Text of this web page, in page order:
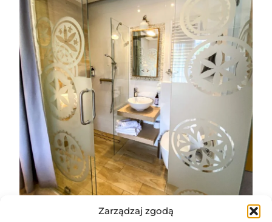
Zarządzaj zgodą